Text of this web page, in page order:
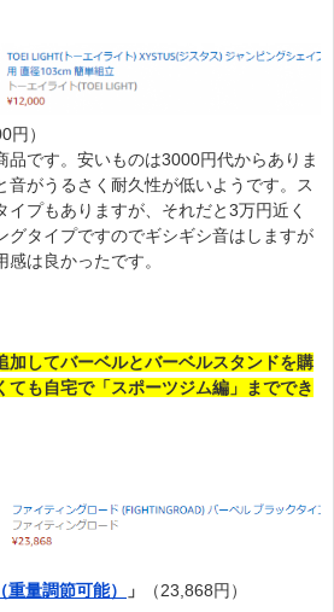
円）
品です。安いものは3000円代からありま
音がうるさく耐久性が低いようです。ス
イプもありますが、それだと3万円近く
グタイプですのでギシギシ音はしますが
は良かったです。
加してバーベルとバーベルスタンドを購
ても自宅で「スポーツジム編」まででき
量調節可能） 」 （23,868円）